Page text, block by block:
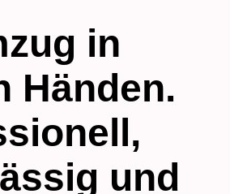
in
Händen.
und